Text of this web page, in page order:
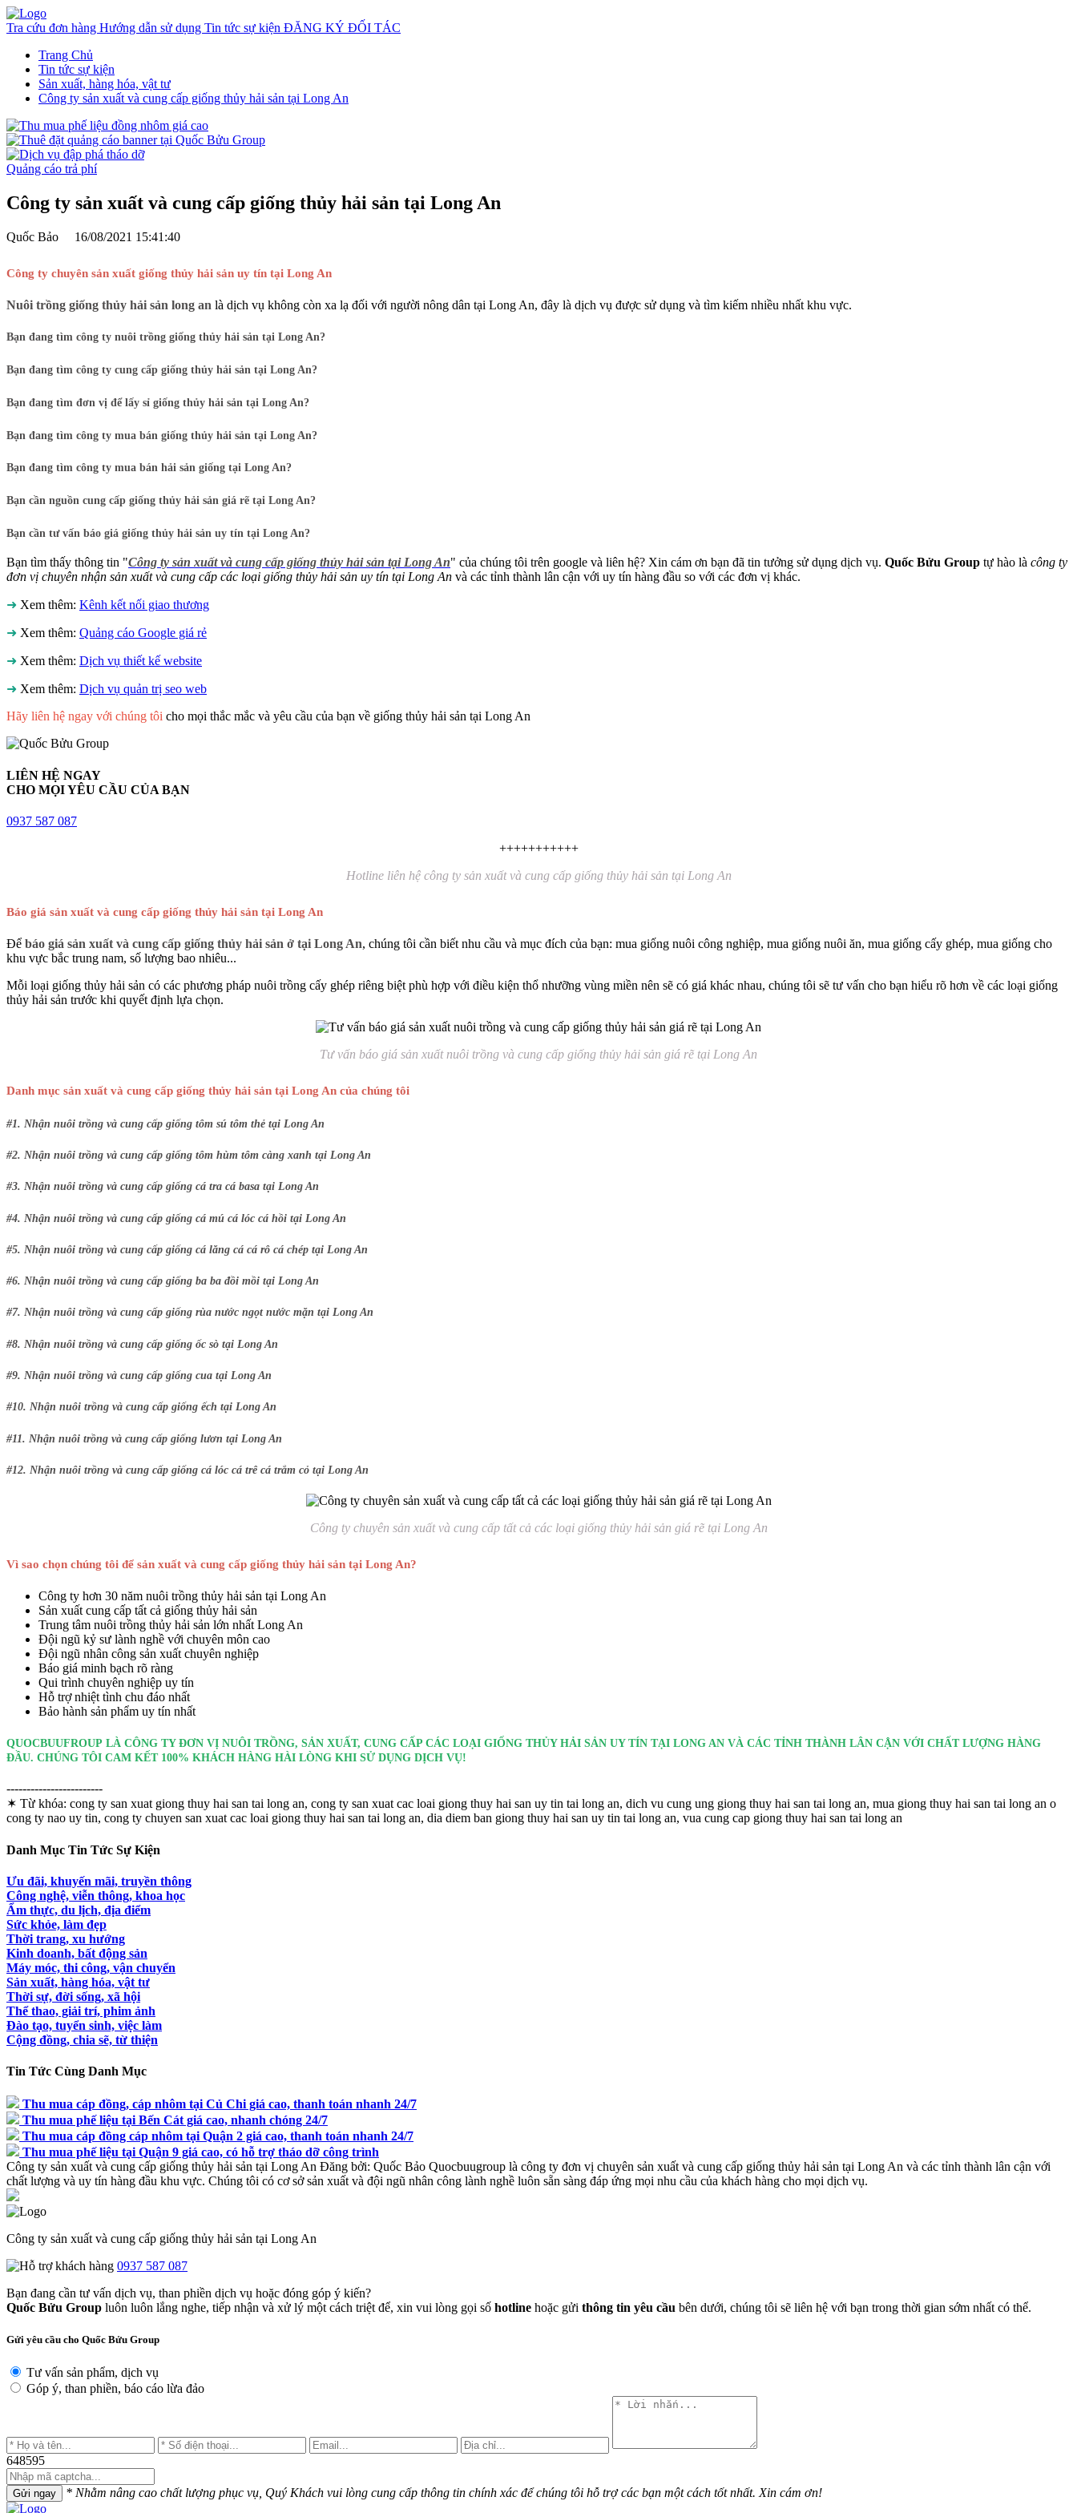
Tra cứu đơn hàng Hướng dẫn sử dụng Tin tức sự kiện ĐĂNG KÝ ĐỐI TÁC
Trang Chủ
Tin tức sự kiện
Sản xuất, hàng hóa, vật tư
Công ty sản xuất và cung cấp giống thủy hải sản tại Long An
Quảng cáo trả phí
Công ty sản xuất và cung cấp giống thủy hải sản tại Long An
Quốc Bảo 16/08/2021 15:41:40
Công ty chuyên sản xuất giống thủy hải sản uy tín tại Long An
Nuôi trồng giống thủy hải sản long an là dịch vụ không còn xa lạ đối với người nông dân tại Long An, đây là dịch vụ được sử dụng và tìm kiếm nhiều nhất khu vực.
Bạn đang tìm công ty nuôi trồng giống thủy hải sản tại Long An?
Bạn đang tìm công ty cung cấp giống thủy hải sản tại Long An?
Bạn đang tìm đơn vị để lấy sỉ giống thủy hải sản tại Long An?
Bạn đang tìm công ty mua bán giống thủy hải sản tại Long An?
Bạn đang tìm công ty mua bán hải sản giống tại Long An?
Bạn cần nguồn cung cấp giống thủy hải sản giá rẽ tại Long An?
Bạn cần tư vấn báo giá giống thủy hải sản uy tín tại Long An?
Bạn tìm thấy thông tin "Công ty sản xuất và cung cấp giống thủy hải sản tại Long An" của chúng tôi trên google và liên hệ? Xin cám ơn bạn đã tin tưởng sử dụng dịch vụ. Quốc Bửu Group tự hào là công ty
đơn vị chuyên nhận sản xuất và cung cấp các loại giống thủy hải sản uy tín tại Long An và các tỉnh thành lân cận với uy tín hàng đầu so với các đơn vị khác.
➜ Xem thêm: Kênh kết nối giao thương
➜ Xem thêm: Quảng cáo Google giá rẻ
➜ Xem thêm: Dịch vụ thiết kế website
➜ Xem thêm: Dịch vụ quản trị seo web
Hãy liên hệ ngay với chúng tôi cho mọi thắc mắc và yêu cầu của bạn về giống thủy hải sản tại Long An
LIÊN HỆ NGAY
CHO MỌI YÊU CẦU CỦA BẠN
0937 587 087
+++++++++++
Hotline liên hệ công ty sản xuất và cung cấp giống thủy hải sản tại Long An
Báo giá sản xuất và cung cấp giống thủy hải sản tại Long An
Để báo giá sản xuất và cung cấp giống thủy hải sản ở tại Long An, chúng tôi cần biết nhu cầu và mục đích của bạn: mua giống nuôi công nghiệp, mua giống nuôi ăn, mua giống cấy ghép, mua giống cho
khu vực bắc trung nam, số lượng bao nhiêu...
Mỗi loại giống thủy hải sản có các phương pháp nuôi trồng cấy ghép riêng biệt phù hợp với điều kiện thổ nhưỡng vùng miền nên sẽ có giá khác nhau, chúng tôi sẽ tư vấn cho bạn hiểu rõ hơn về các loại giống
thủy hải sản trước khi quyết định lựa chọn.
Tư vấn báo giá sản xuất nuôi trồng và cung cấp giống thủy hải sản giá rẽ tại Long An
Danh mục sản xuất và cung cấp giống thủy hải sản tại Long An của chúng tôi
#1. Nhận nuôi trồng và cung cấp giống tôm sú tôm thẻ tại Long An
#2. Nhận nuôi trồng và cung cấp giống tôm hùm tôm càng xanh tại Long An
#3. Nhận nuôi trồng và cung cấp giống cá tra cá basa tại Long An
#4. Nhận nuôi trồng và cung cấp giống cá mú cá lóc cá hồi tại Long An
#5. Nhận nuôi trồng và cung cấp giống cá lăng cá cá rô cá chép tại Long An
#6. Nhận nuôi trồng và cung cấp giống ba ba đồi mồi tại Long An
#7. Nhận nuôi trồng và cung cấp giống rùa nước ngọt nước mặn tại Long An
#8. Nhận nuôi trồng và cung cấp giống ốc sò tại Long An
#9. Nhận nuôi trồng và cung cấp giống cua tại Long An
#10. Nhận nuôi trồng và cung cấp giống ếch tại Long An
#11. Nhận nuôi trồng và cung cấp giống lươn tại Long An
#12. Nhận nuôi trồng và cung cấp giống cá lóc cá trê cá trắm cỏ tại Long An
Công ty chuyên sản xuất và cung cấp tất cả các loại giống thủy hải sản giá rẽ tại Long An
Vì sao chọn chúng tôi để sản xuất và cung cấp giống thủy hải sản tại Long An?
Công ty hơn 30 năm nuôi trồng thủy hải sản tại Long An
Sản xuất cung cấp tất cả giống thủy hải sản
Trung tâm nuôi trồng thủy hải sản lớn nhất Long An
Đội ngũ kỷ sư lành nghề với chuyên môn cao
Đội ngũ nhân công sản xuất chuyên nghiệp
Báo giá minh bạch rõ ràng
Qui trình chuyên nghiệp uy tín
Hỗ trợ nhiệt tình chu đáo nhất
Bảo hành sản phẩm uy tín nhất
QUOCBUUFROUP LÀ CÔNG TY ĐƠN VỊ NUÔI TRỒNG, SẢN XUẤT, CUNG CẤP CÁC LOẠI GIỐNG THỦY HẢI SẢN UY TÍN TẠI LONG AN VÀ CÁC TỈNH THÀNH LÂN CẬN VỚI CHẤT LƯỢNG HÀNG
ĐẦU. CHÚNG TÔI CAM KẾT 100% KHÁCH HÀNG HÀI LÒNG KHI SỬ DỤNG DỊCH VỤ!
------------------------
✶ Từ khóa: cong ty san xuat giong thuy hai san tai long an, cong ty san xuat cac loai giong thuy hai san uy tin tai long an, dich vu cung ung giong thuy hai san tai long an, mua giong thuy hai san tai long an o
cong ty nao uy tin, cong ty chuyen san xuat cac loai giong thuy hai san tai long an, dia diem ban giong thuy hai san uy tin tai long an, vua cung cap giong thuy hai san tai long an
Danh Mục Tin Tức Sự Kiện
Ưu đãi, khuyến mãi, truyền thông
Công nghệ, viễn thông, khoa học
Ẩm thực, du lịch, địa điểm
Sức khỏe, làm đẹp
Thời trang, xu hướng
Kinh doanh, bất động sản
Máy móc, thi công, vận chuyển
Sản xuất, hàng hóa, vật tư
Thời sự, đời sống, xã hội
Thể thao, giải trí, phim ảnh
Đào tạo, tuyển sinh, việc làm
Cộng đồng, chia sẽ, từ thiện
Tin Tức Cùng Danh Mục
Thu mua cáp đồng, cáp nhôm tại Củ Chi giá cao, thanh toán nhanh 24/7
Thu mua phế liệu tại Bến Cát giá cao, nhanh chóng 24/7
Thu mua cáp đồng cáp nhôm tại Quận 2 giá cao, thanh toán nhanh 24/7
Thu mua phế liệu tại Quận 9 giá cao, có hỗ trợ tháo dỡ công trình
Công ty sản xuất và cung cấp giống thủy hải sản tại Long An Đăng bởi: Quốc Bảo Quocbuugroup là công ty đơn vị chuyên sản xuất và cung cấp giống thủy hải sản tại Long An và các tỉnh thành lân cận với
chất lượng và uy tín hàng đầu khu vực. Chúng tôi có cơ sở sản xuất và đội ngũ nhân công lành nghề luôn sẵn sàng đáp ứng mọi nhu cầu của khách hàng cho mọi dịch vụ.
Công ty sản xuất và cung cấp giống thủy hải sản tại Long An
0937 587 087
Bạn đang cần tư vấn dịch vụ, than phiền dịch vụ hoặc đóng góp ý kiến?
Quốc Bửu Group luôn luôn lắng nghe, tiếp nhận và xử lý một cách triệt để, xin vui lòng gọi số hotline hoặc gửi thông tin yêu cầu bên dưới, chúng tôi sẽ liên hệ với bạn trong thời gian sớm nhất có thể.
Gửi yêu cầu cho Quốc Bửu Group
Tư vấn sản phẩm, dịch vụ
Góp ý, than phiền, báo cáo lừa đảo
648595
Gửi ngay * Nhằm nâng cao chất lượng phục vụ, Quý Khách vui lòng cung cấp thông tin chính xác để chúng tôi hỗ trợ các bạn một cách tốt nhất. Xin cám ơn!